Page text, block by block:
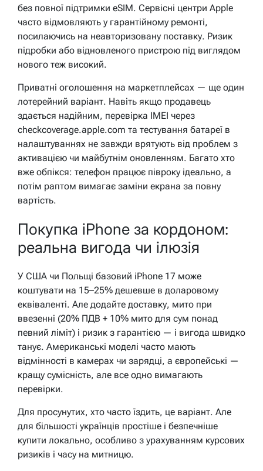
без повної підтримки eSIM. Сервісні центри Apple
часто відмовляють у гарантійному ремонті,
посилаючись на неавторизовану поставку. Ризик
підробки або відновленого пристрою під виглядом
нового теж високий.
Приватні оголошення на маркетплейсах — ще один
лотерейний варіант. Навіть якщо продавець
здається надійним, перевірка IMEI через
checkcoverage.apple.com та тестування батареї в
налаштуваннях не завжди врятують від проблем з
активацією чи майбутнім оновленням. Багато хто
вже обпікся: телефон працює півроку ідеально, а
потім раптом вимагає заміни екрана за повну
вартість.
Покупка iPhone за кордоном:
реальна вигода чи ілюзія
У США чи Польщі базовий iPhone 17 може
коштувати на 15–25% дешевше в доларовому
еквіваленті. Але додайте доставку, мито при
ввезенні (20% ПДВ + 10% мито для сум понад
певний ліміт) і ризик з гарантією — і вигода швидко
танує. Американські моделі часто мають
відмінності в камерах чи зарядці, а європейські —
кращу сумісність, але все одно вимагають
перевірки.
Для просунутих, хто часто їздить, це варіант. Але
для більшості українців простіше і безпечніше
купити локально, особливо з урахуванням курсових
ризиків і часу на митницю.